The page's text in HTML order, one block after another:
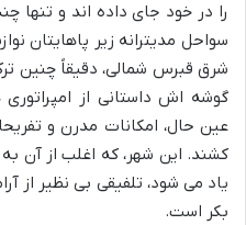
را در خود جای داده اند و تنها
سواحل مدیترانه زیر پاهایتان
شرق قبرس شمالی، دقیقاً چنین
گوشه اش داستانی از
عین حال، امکانات مدرن و
کشند. این شهر، که اغلب از آن
یاد می شود، تلفیقی بی نظیر از
بکر است.